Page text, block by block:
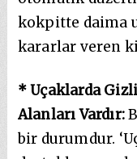
kokpitte daima
kararlar veren
* Uçaklarda
Alanları Vardır:
bir durumdur.